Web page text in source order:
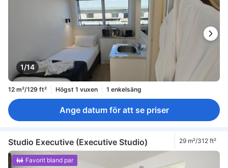
1/14
12 m²/129 ft² Högst 1 vuxen 1 enkelsäng
Ange datum för att se priser
Studio Executive (Executive Studio) 29 m²/312 ft²
Favorit bland par